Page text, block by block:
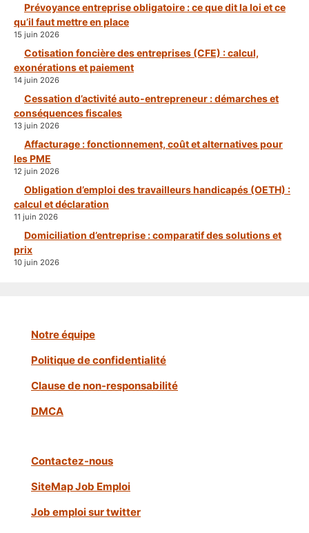
Prévoyance entreprise obligatoire : ce que dit la loi et ce
qu’il faut mettre en place
15 juin 2026
Cotisation foncière des entreprises (CFE) : calcul,
exonérations et paiement
14 juin 2026
Cessation d’activité auto-entrepreneur : démarches et
conséquences fiscales
13 juin 2026
Affacturage : fonctionnement, coût et alternatives pour
les PME
12 juin 2026
Obligation d’emploi des travailleurs handicapés (OETH) :
calcul et déclaration
11 juin 2026
Domiciliation d’entreprise : comparatif des solutions et
prix
10 juin 2026
Notre équipe
Politique de confidentialité
Clause de non-responsabilité
DMCA
Contactez-nous
SiteMap Job Emploi
Job emploi sur twitter